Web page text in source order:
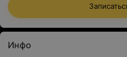
Инфо